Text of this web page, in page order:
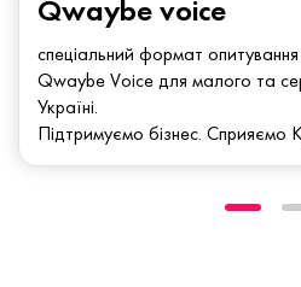
Qwaybe voice
спеціальний формат опитування
Qwaybe Voice для малого та
Україні.
Підтримуємо бізнес. Сприяємо